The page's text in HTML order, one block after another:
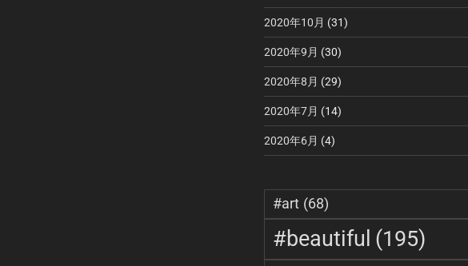
2020年10月 (31)
2020年9月 (30)
2020年8月 (29)
2020年7月 (14)
2020年6月 (4)
#art (68)
#beautiful (195)